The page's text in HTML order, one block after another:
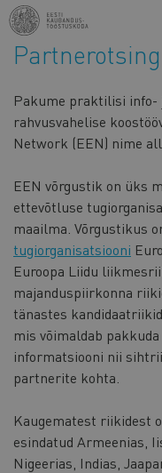
Liigu
edasi
põhisisu
Pakume praktilisi info-
rahvusvahelise
Network (EEN) nime all.
EEN võrgustik on üks
ettevõtluse
maailma. Võrgustikus
tugiorganisatsiooni
Euroopa Liidu
majanduspiirkonna
tänastes
mis võimaldab
informatsiooni nii
partnerite kohta.
Kaugematest riikidest
esindatud Armeenias,
Nigeerias, Indias,